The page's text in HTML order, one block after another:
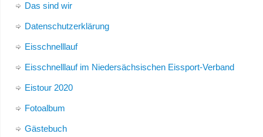
Das sind wir
Datenschutzerklärung
Eisschnelllauf
Eisschnelllauf im Niedersächsischen Eissport-Verband
Eistour 2020
Fotoalbum
Gästebuch